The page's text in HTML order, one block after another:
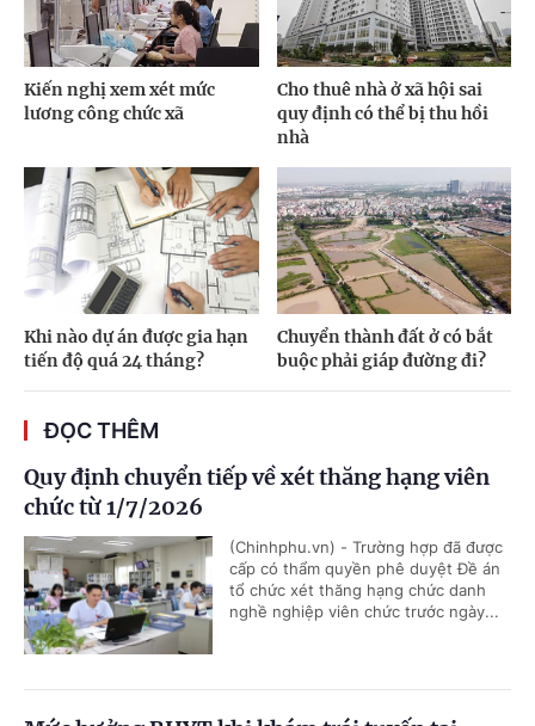
Kiến nghị xem xét mức
lương công chức xã
Cho thuê nhà ở xã hội sai
quy định có thể bị thu hồi
nhà
Khi nào dự án được gia hạn
tiến độ quá 24 tháng?
Chuyển thành đất ở có bắt
buộc phải giáp đường đi?
ĐỌC THÊM
Quy định chuyển tiếp về xét thăng hạng viên
chức từ 1/7/2026
(Chinhphu.vn) - Trường hợp đã được
cấp có thẩm quyền phê duyệt Đề án
tổ chức xét thăng hạng chức danh
nghề nghiệp viên chức trước ngày...